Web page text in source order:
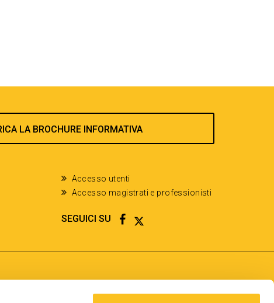
LA BROCHURE INFORMATIVA
Accesso utenti
Accesso magistrati e professionisti
SEGUICI SU FACEBOOK
TWITTER